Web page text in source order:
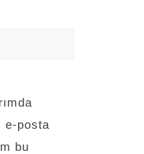
e-posta
bu